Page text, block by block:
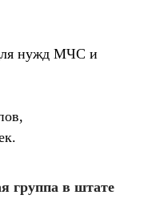
нужд МЧС и
группа в штате